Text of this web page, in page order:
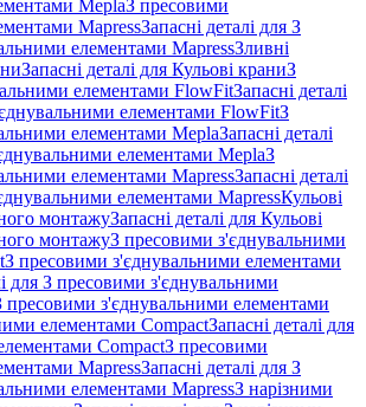
MeplaЗ пресовими
MapressЗапасні деталі для З
елементами MapressЗливні
Запасні деталі для Кульові краниЗ
елементами FlowFitЗапасні деталі
елементами FlowFitЗ
елементами MeplaЗапасні деталі
елементами MeplaЗ
елементами MapressЗапасні деталі
елементами MapressКульові
монтажуЗапасні деталі для Кульові
монтажуЗ пресовими з'єднувальними
З пресовими з'єднувальними елементами
для З пресовими з'єднувальними
пресовими з'єднувальними елементами
елементами CompactЗапасні деталі для
CompactЗ пресовими
MapressЗапасні деталі для З
елементами MapressЗ нарізними